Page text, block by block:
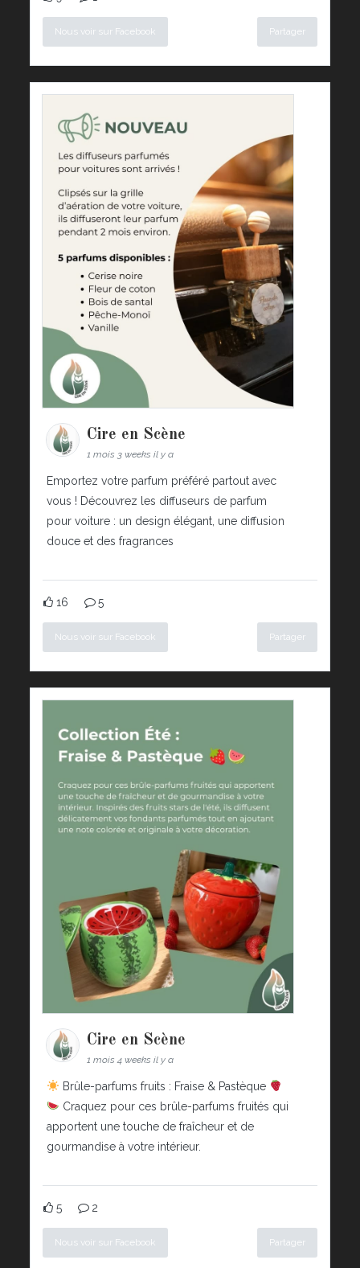
Nous voir sur Facebook Partager
Cire en Scène
1 mois 3 weeks il y a
Emportez votre parfum préféré partout avec
vous ! Découvrez les diffuseurs de parfum
pour voiture : un design élégant, une diffusion
douce et des fragrances
16 5
Nous voir sur Facebook Partager
Cire en Scène
1 mois 4 weeks il y a
Brûle-parfums fruits : Fraise & Pastèque
Craquez pour ces brûle-parfums fruités qui
apportent une touche de fraîcheur et de
gourmandise à votre intérieur.
5 2
Nous voir sur Facebook Partager